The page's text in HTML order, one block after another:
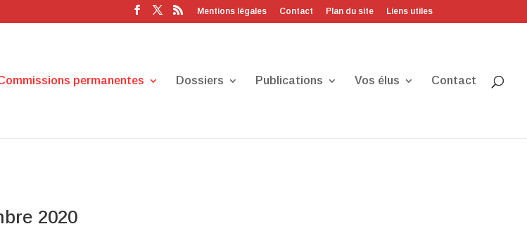
Mentions légales Contact Plan du site Liens utiles
permanentes Dossiers Publications Vos élus Contact
2020